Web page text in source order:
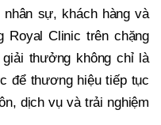
sự, khách hàng và
Royal Clinic trên chặng
thưởng không chỉ là
để thương hiệu tiếp tục
dịch vụ và trải nghiệm